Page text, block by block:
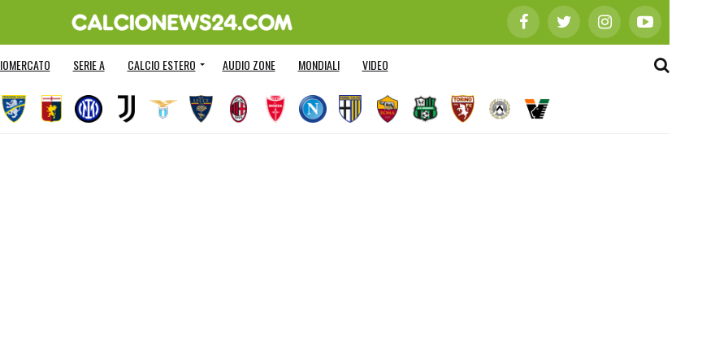
SERIE A CALCIO ESTERO AUDIO ZONE MONDIALI VIDEO